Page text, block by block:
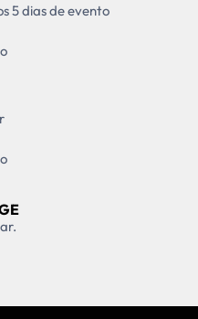
5 dias de evento